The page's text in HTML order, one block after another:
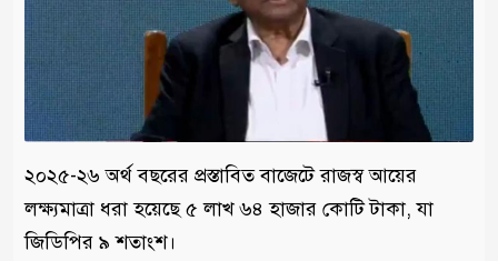
২০২৫-২৬ অর্থ বছরের প্রস্তাবিত বাজেটে রাজস্ব আয়ের
লক্ষ্যমাত্রা ধরা হয়েছে ৫ লাখ ৬৪ হাজার কোটি টাকা, যা
জিডিপির ৯ শতাংশ।